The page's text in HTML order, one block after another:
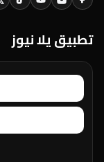
تطبيق يلا نيوز